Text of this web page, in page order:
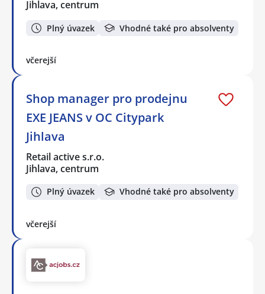
Jihlava, centrum
Plný úvazek Vhodné také pro absolventy
včerejší
Shop manager pro prodejnu
EXE JEANS v OC Citypark
Jihlava
Retail active s.r.o.
Jihlava, centrum
Plný úvazek Vhodné také pro absolventy
včerejší